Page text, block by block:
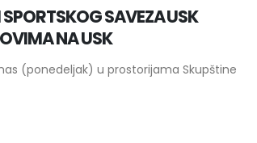
SAVEZA USK
NA USK
(ponedeljak) u prostorijama Skupštine